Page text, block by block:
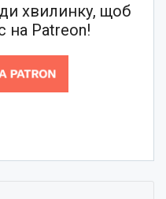
хвилинку, щоб
на Patreon!